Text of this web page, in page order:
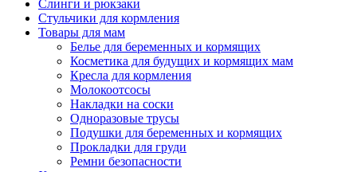
Слинги и рюкзаки
Стульчики для кормления
Товары для мам
Белье для беременных и кормящих
Косметика для будущих и кормящих мам
Кресла для кормления
Молокоотсосы
Накладки на соски
Одноразовые трусы
Подушки для беременных и кормящих
Прокладки для груди
Ремни безопасности